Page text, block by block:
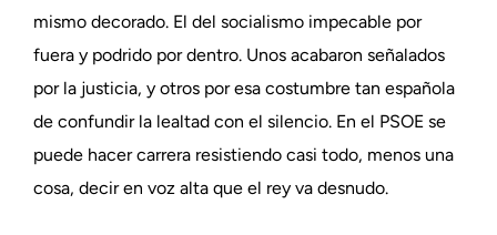
mismo decorado. El del socialismo impecable por
fuera y podrido por dentro. Unos acabaron señalados
por la justicia, y otros por esa costumbre tan española
de confundir la lealtad con el silencio. En el PSOE se
puede hacer carrera resistiendo casi todo, menos una
cosa, decir en voz alta que el rey va desnudo.